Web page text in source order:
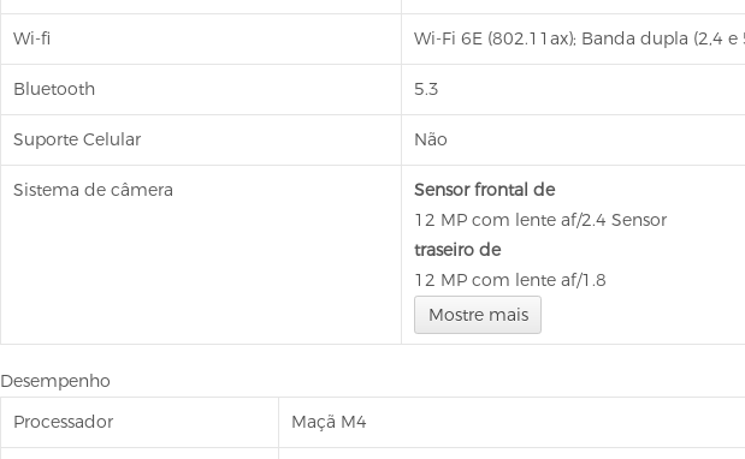
Wi-fi Wi-Fi 6E (802.11ax); Banda dupla (2,4
Bluetooth 5.3
Suporte Celular Não
Sistema de câmera
Sensor frontal de
12 MP com lente af/2.4 Sensor
traseiro de
12 MP com lente af/1.8
Mostre mais
Desempenho
Processador
Maçã M4